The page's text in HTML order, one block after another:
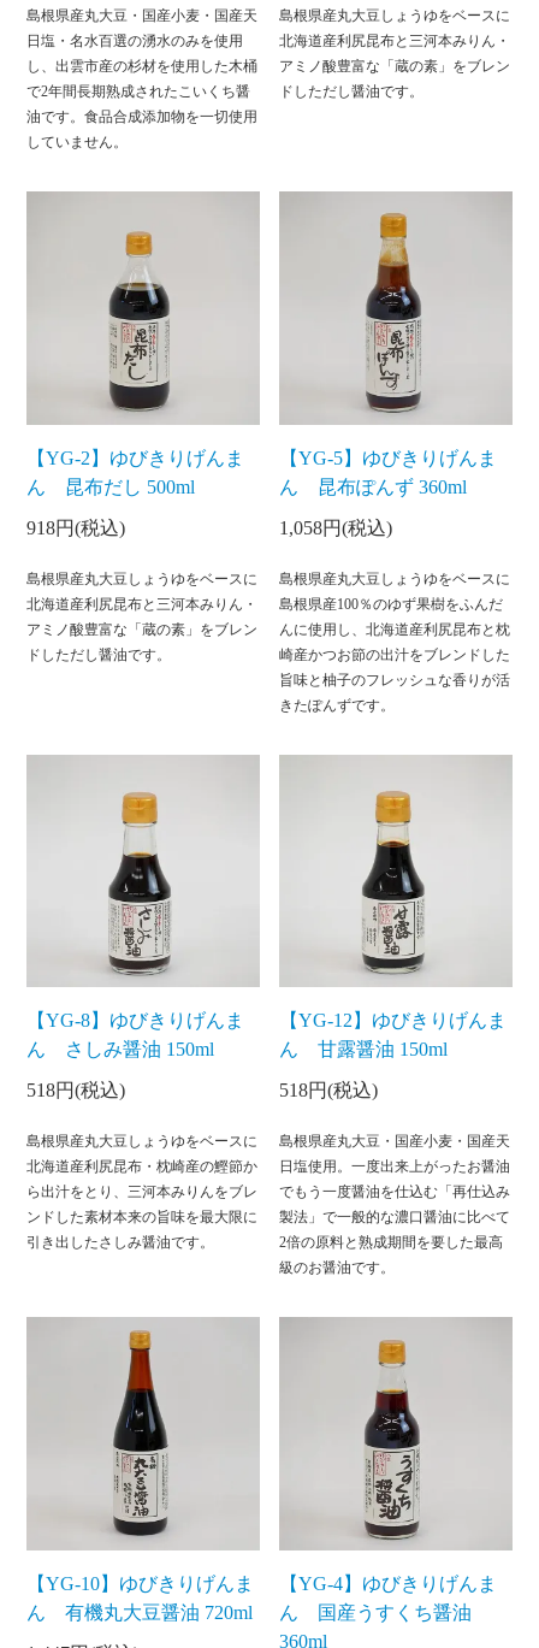
島根県産丸大豆・国産小麦・国産天
日塩・名水百選の湧水のみを使用
し、出雲市産の杉材を使用した木桶
で2年間長期熟成されたこいくち醤
油です。食品合成添加物を一切使用
していません。
島根県産丸大豆しょうゆをベースに
北海道産利尻昆布と三河本みりん・
アミノ酸豊富な「蔵の素」をブレン
ドしただし醤油です。
【YG-2】ゆびきりげんま
ん 昆布だし 500ml
918円(税込)
島根県産丸大豆しょうゆをベースに
北海道産利尻昆布と三河本みりん・
アミノ酸豊富な「蔵の素」をブレン
ドしただし醤油です。
【YG-5】ゆびきりげんま
ん 昆布ぽんず 360ml
1,058円(税込)
島根県産丸大豆しょうゆをベースに
島根県産100％のゆず果樹をふんだ
んに使用し、北海道産利尻昆布と枕
崎産かつお節の出汁をブレンドした
旨味と柚子のフレッシュな香りが活
きたぽんずです。
【YG-8】ゆびきりげんま
ん さしみ醤油 150ml
518円(税込)
島根県産丸大豆しょうゆをベースに
北海道産利尻昆布・枕崎産の鰹節か
ら出汁をとり、三河本みりんをブレ
ンドした素材本来の旨味を最大限に
引き出したさしみ醤油です。
【YG-12】ゆびきりげんま
ん 甘露醤油 150ml
518円(税込)
島根県産丸大豆・国産小麦・国産天
日塩使用。一度出来上がったお醤油
でもう一度醤油を仕込む「再仕込み
製法」で一般的な濃口醤油に比べて
2倍の原料と熟成期間を要した最高
級のお醤油です。
【YG-10】ゆびきりげんま
ん 有機丸大豆醤油 720ml
【YG-4】ゆびきりげんま
ん 国産うすくち醤油
360ml